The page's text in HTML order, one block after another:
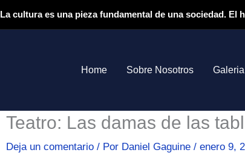
La cultura es una pieza fundamental de una sociedad. El
Home Sobre Nosotros Galeria
Teatro: Las damas de las
Deja un comentario / Por Daniel Gaguine / enero 9,